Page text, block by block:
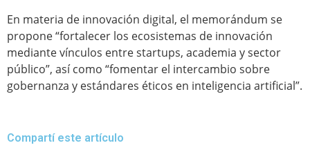
En materia de innovación digital, el memorándum se
propone “fortalecer los ecosistemas de innovación
mediante vínculos entre startups, academia y sector
público”, así como “fomentar el intercambio sobre
gobernanza y estándares éticos en inteligencia artificial”.
Compartí este artículo